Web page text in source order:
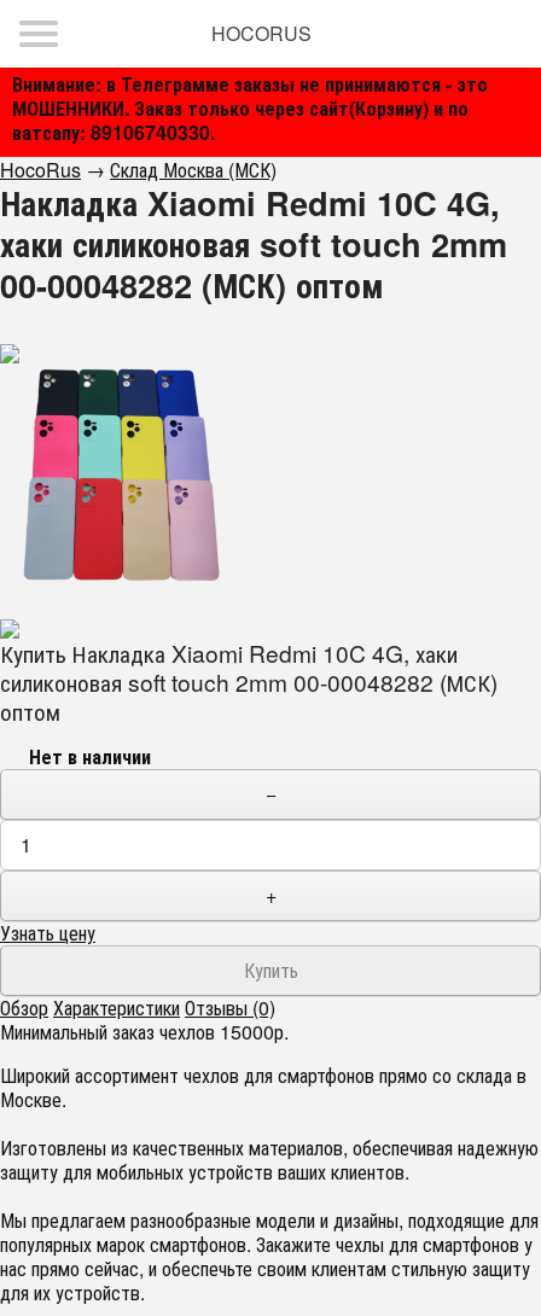
Внимание: в Телеграмме заказы не принимаются - это
МОШЕННИКИ. Заказ только через сайт(Корзину) и по
ватсапу: 89106740330.
HOCORUS
HocoRus → Склад Москва (МСК)
Накладка Xiaomi Redmi 10C 4G,
хаки силиконовая soft touch 2mm
00-00048282 (МСК) оптом
Купить Накладка Xiaomi Redmi 10C 4G, хаки
силиконовая soft touch 2mm 00-00048282 (МСК)
оптом
Нет в наличии
−
+
Узнать цену
ОбзорХарактеристикиОтзывы (0)
Минимальный заказ чехлов 15000р.
Широкий ассортимент чехлов для смартфонов прямо со склада в
Москве.
Изготовлены из качественных материалов, обеспечивая надежную
защиту для мобильных устройств ваших клиентов.
Мы предлагаем разнообразные модели и дизайны, подходящие для
популярных марок смартфонов. Закажите чехлы для смартфонов у
нас прямо сейчас, и обеспечьте своим клиентам стильную защиту
для их устройств.